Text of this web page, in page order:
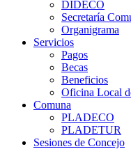
DIDECO
Secretaría
Organigrama
Servicios
Pagos
Becas
Beneficios
Oficina Local
Comuna
PLADECO
PLADETUR
Sesiones de Concejo